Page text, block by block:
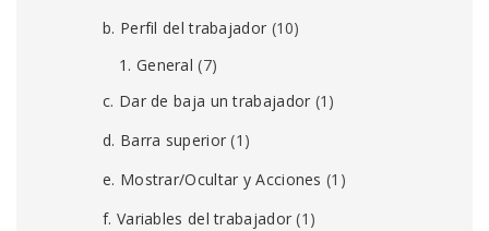
b. Perfil del trabajador (10)
1. General (7)
c. Dar de baja un trabajador (1)
d. Barra superior (1)
e. Mostrar/Ocultar y Acciones (1)
f. Variables del trabajador (1)